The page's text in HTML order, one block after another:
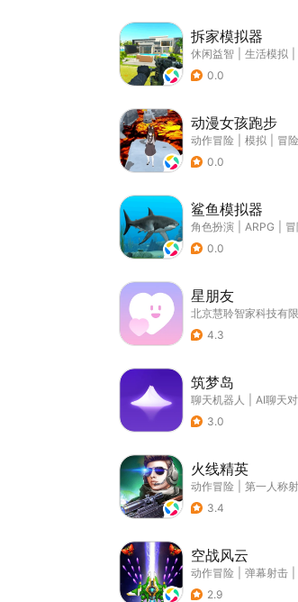
拆家模拟器
休闲益智 生活模拟
0.0
动漫女孩跑步
动作冒险 模拟 冒险
0.0
鲨鱼模拟器
角色扮演 ARPG
0.0
星朋友
北京慧聆智家科技有
4.3
筑梦岛
聊天机器人
AI聊天
3.0
火线精英
动作冒险 第一人称
3.4
空战风云
动作冒险 弹幕射击
2.9